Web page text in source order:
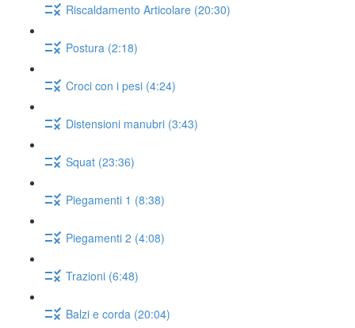
Riscaldamento Articolare (20:30)
Postura (2:18)
Croci con i pesi (4:24)
Distensioni manubri (3:43)
Squat (23:36)
Piegamenti 1 (8:38)
Piegamenti 2 (4:08)
Trazioni (6:48)
Balzi e corda (20:04)